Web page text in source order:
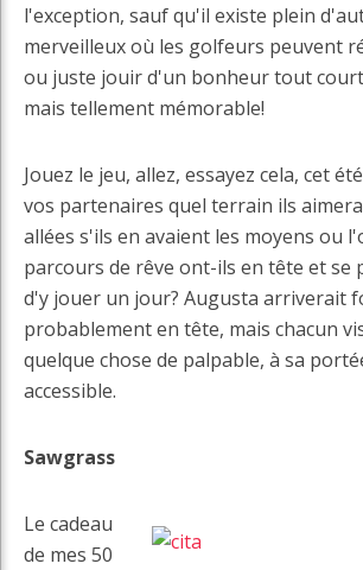
l'exception, sauf qu'il existe plein
merveilleux où les golfeurs peuvent
ou juste jouir d'un bonheur tout
mais tellement mémorable!
Jouez le jeu, allez, essayez cela, cet
vos partenaires quel terrain ils
allées s'ils en avaient les moyens ou
parcours de rêve ont-ils en tête et se
d'y jouer un jour? Augusta arriverait
probablement en tête, mais chacun
quelque chose de palpable, à sa
accessible.
Sawgrass
Le cadeau
de mes 50